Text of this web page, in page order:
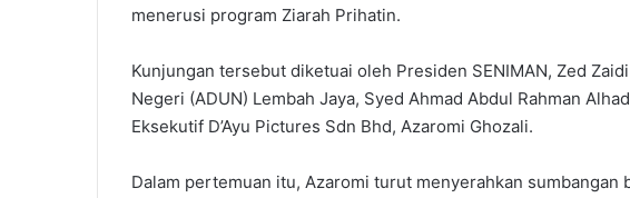
menerusi program Ziarah Prihatin.
Kunjungan tersebut diketuai oleh Presiden SENIMAN, Zed
Negeri (ADUN) Lembah Jaya, Syed Ahmad Abdul Rahman
Eksekutif D’Ayu Pictures Sdn Bhd, Azaromi Ghozali.
Dalam pertemuan itu, Azaromi turut menyerahkan